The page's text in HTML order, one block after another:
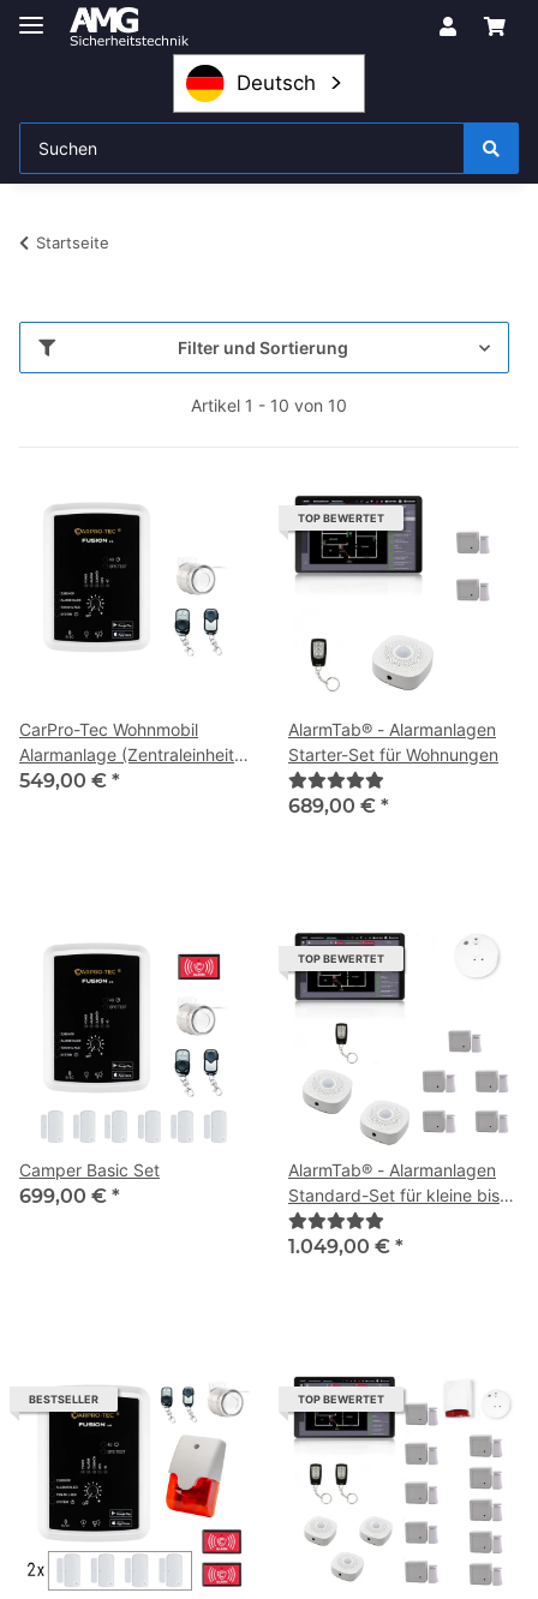
Deutsch
Startseite
Filter und Sortierung
Artikel 1 - 10 von 10
CarPro-Tec Wohnmobil
Alarmanlage (Zentraleinheit –
ohne Zubehör)
549,00 € *
TOP BEWERTET
AlarmTab® - Alarmanlagen
Starter-Set für Wohnungen
689,00 € *
Camper Basic Set
699,00 € *
TOP BEWERTET
AlarmTab® - Alarmanlagen
Standard-Set für kleine bis
mittlere Häuser
1.049,00 € *
BESTSELLER TOP BEWERTET